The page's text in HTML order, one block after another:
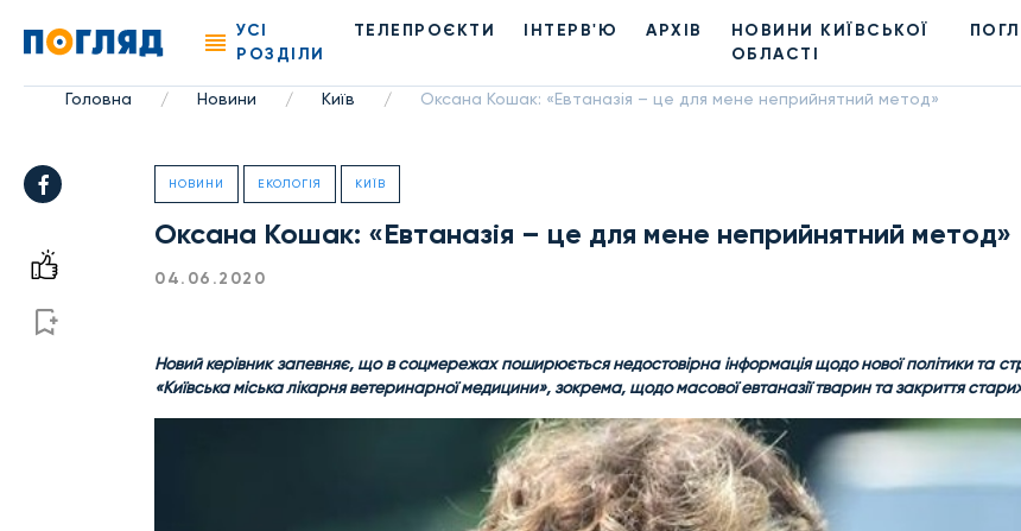
УСІ
РОЗДІЛИ
ТЕЛЕПРОЄКТИ ІНТЕРВ'Ю АРХІВ
НОВИНИ КИЇВСЬКОЇ
ОБЛАСТІ
Головна / Новини / Київ / Оксана Кошак: «Евтаназія – це для мене неприйнятний метод»
НОВИНИ ЕКОЛОГІЯ КИЇВ
Оксана Кошак: «Евтаназія – це для мене неприйнятний метод»
04.06.2020
Новий керівник запевняє, що в соцмережах поширюється недостовірна інформація щодо нової політики та
«Київська міська лікарня ветеринарної медицини», зокрема, щодо масової евтаназії тварин та закриття